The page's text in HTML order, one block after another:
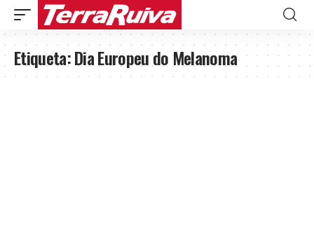
Etiqueta:Dia Europeu do Melanoma